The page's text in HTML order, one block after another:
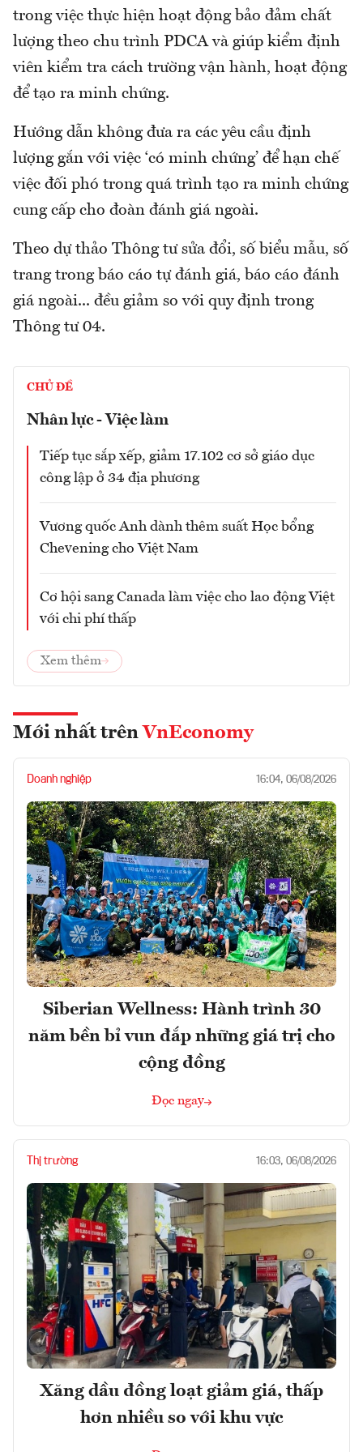
trong việc thực hiện hoạt động bảo đảm chất
lượng theo chu trình PDCA và giúp kiểm định
viên kiểm tra cách trường vận hành, hoạt động
để tạo ra minh chứng.
Hướng dẫn không đưa ra các yêu cầu định
lượng gắn với việc ‘có minh chứng’ để hạn chế
việc đối phó trong quá trình tạo ra minh chứng
cung cấp cho đoàn đánh giá ngoài.
Theo dự thảo Thông tư sửa đổi, số biểu mẫu, số
trang trong báo cáo tự đánh giá, báo cáo đánh
giá ngoài... đều giảm so với quy định trong
Thông tư 04.
CHỦ ĐỀ
Nhân lực - Việc làm
Tiếp tục sắp xếp, giảm 17.102 cơ sở giáo dục
công lập ở 34 địa phương
Vương quốc Anh dành thêm suất Học bổng
Chevening cho Việt Nam
Cơ hội sang Canada làm việc cho lao động Việt
với chi phí thấp
Xem thêm
Mới nhất trên VnEconomy
Doanh nghiệp 16:04, 06/08/2026
Siberian Wellness: Hành trình 30
năm bền bỉ vun đắp những giá trị cho
cộng đồng
Đọc ngay
Thị trường 16:03, 06/08/2026
Xăng dầu đồng loạt giảm giá, thấp
hơn nhiều so với khu vực